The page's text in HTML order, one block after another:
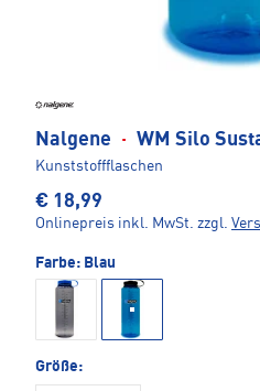
Nalgene · WM Silo
Kunststoffflaschen
€ 18,99
Onlinepreis inkl. MwSt. zzgl.
Farbe: Blau
Größe: